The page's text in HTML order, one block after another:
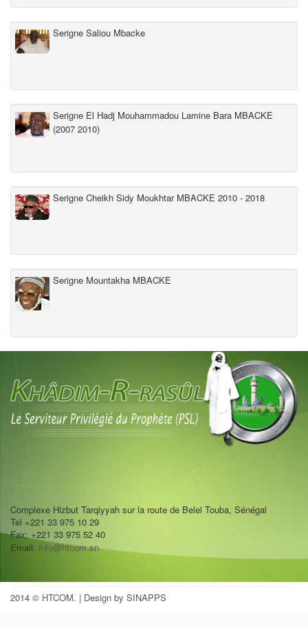
Serigne Saliou Mbacke
Serigne El Hadj Mouhammadou Lamine Bara MBACKE
(2007 2010)
Serigne Cheikh Sidy Moukhtar MBACKE 2010 - 2018
Serigne Mountakha MBACKE
Complexe Hizbut Tarqiyyah sur la route de Belel Touba, Sénégal
Tel +221 33 975 10 29
Fax: +221 33 975 52 40
Email: info@htcom.sn
2014 © HTCOM. | Design by SINAPPS